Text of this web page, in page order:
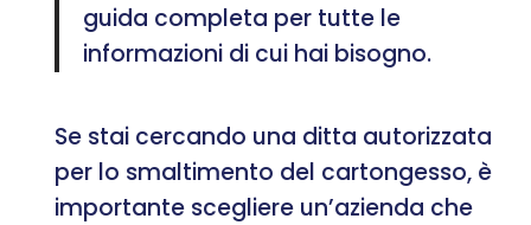
guida completa per tutte le
informazioni di cui hai bisogno.
Se stai cercando una ditta autorizzata
per lo smaltimento del cartongesso, è
importante scegliere un’azienda che